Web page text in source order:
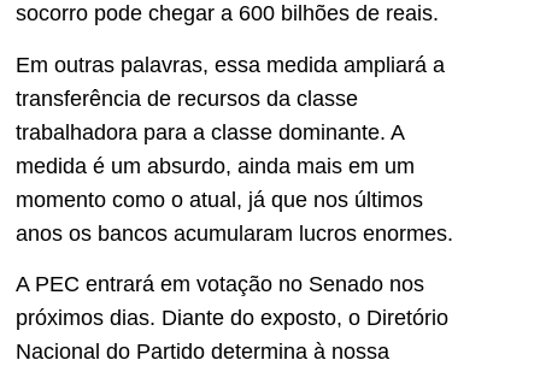
socorro pode chegar a 600 bilhões de reais.
Em outras palavras, essa medida ampliará a
transferência de recursos da classe
trabalhadora para a classe dominante. A
medida é um absurdo, ainda mais em um
momento como o atual, já que nos últimos
anos os bancos acumularam lucros enormes.
A PEC entrará em votação no Senado nos
próximos dias. Diante do exposto, o Diretório
Nacional do Partido determina à nossa